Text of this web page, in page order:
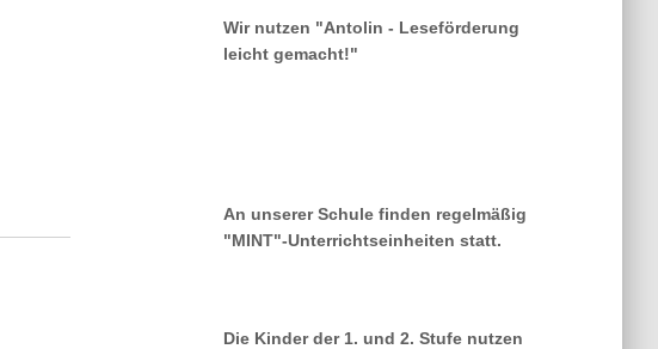
Wir nutzen "Antolin - Leseförderung
leicht gemacht!"
An unserer Schule finden regelmäßig
"MINT"-Unterrichtseinheiten statt.
Die Kinder der 1. und 2. Stufe nutzen